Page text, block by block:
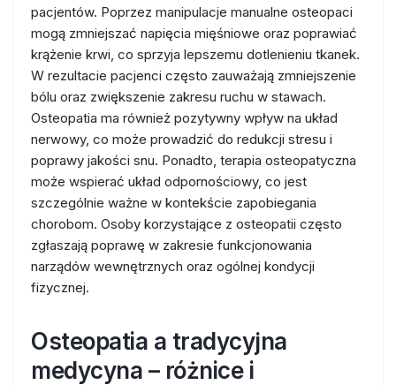
pacjentów. Poprzez manipulacje manualne osteopaci
mogą zmniejszać napięcia mięśniowe oraz poprawiać
krążenie krwi, co sprzyja lepszemu dotlenieniu tkanek.
W rezultacie pacjenci często zauważają zmniejszenie
bólu oraz zwiększenie zakresu ruchu w stawach.
Osteopatia ma również pozytywny wpływ na układ
nerwowy, co może prowadzić do redukcji stresu i
poprawy jakości snu. Ponadto, terapia osteopatyczna
może wspierać układ odpornościowy, co jest
szczególnie ważne w kontekście zapobiegania
chorobom. Osoby korzystające z osteopatii często
zgłaszają poprawę w zakresie funkcjonowania
narządów wewnętrznych oraz ogólnej kondycji
fizycznej.
Osteopatia a tradycyjna
medycyna – różnice i